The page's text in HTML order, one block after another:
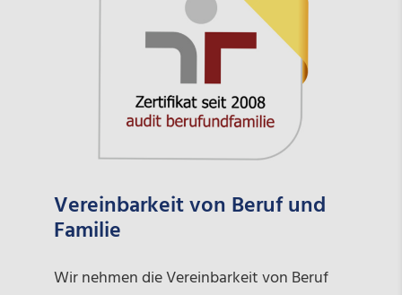
Vereinbarkeit von Beruf und
Familie
Wir nehmen die Vereinbarkeit von Beruf